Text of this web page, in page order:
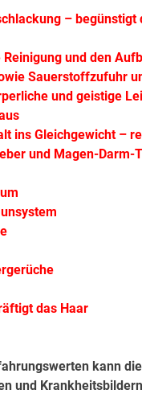
–
und den
Sauerstoffzufuhr
und geistige
ins Gleichgewicht –
und Magen-Darm-
das Haar
kann
und